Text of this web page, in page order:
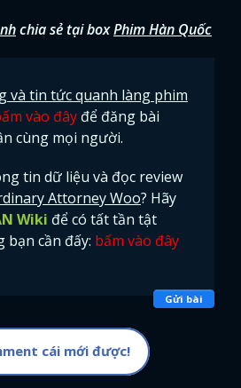
chia sẻ tại boxPhim Hàn Quốc
và tin tức quanh làng phim
vào đây để đăng bài
cùng mọi người.
tin dữ liệu và đọc review
Attorney Woo? Hãy
Wiki để có tất tần tật
cần đấy: bấm vào đây
Gửi bài
cái mới được!